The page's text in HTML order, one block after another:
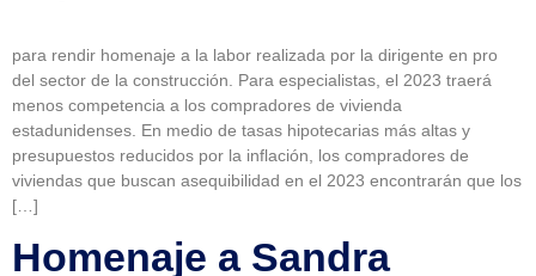
para rendir homenaje a la labor realizada por la dirigente en pro
del sector de la construcción. Para especialistas, el 2023 traerá
menos competencia a los compradores de vivienda
estadunidenses. En medio de tasas hipotecarias más altas y
presupuestos reducidos por la inflación, los compradores de
viviendas que buscan asequibilidad en el 2023 encontrarán que los
[…]
Homenaje a Sandra